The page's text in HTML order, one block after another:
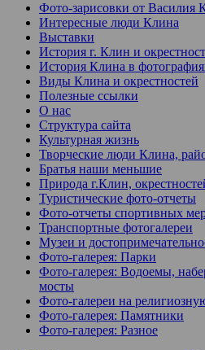
Фото-зарисовки от Василия
Интересные люди Клина
Выставки
История г. Клин и
История Клина в
Виды Клина и окрестностей
Полезные ссылки
О нас
Структура сайта
Культурная жизнь
Творческие люди Клина,
Братья наши меньшие
Природа г.Клин,
Туристические фото-отчеты
Фото-отчеты спортивных
Транспортные фотогалереи
Музеи и
Фото-галерея: Парки
Фото-галерея: Водоемы,
мосты
Фото-галереи на
Фото-галерея: Памятники
Фото-галерея: Разное